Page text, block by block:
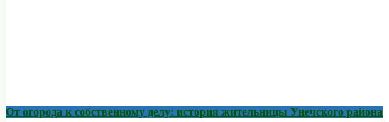
От огорода к собственному делу: история жительницы Унечского района